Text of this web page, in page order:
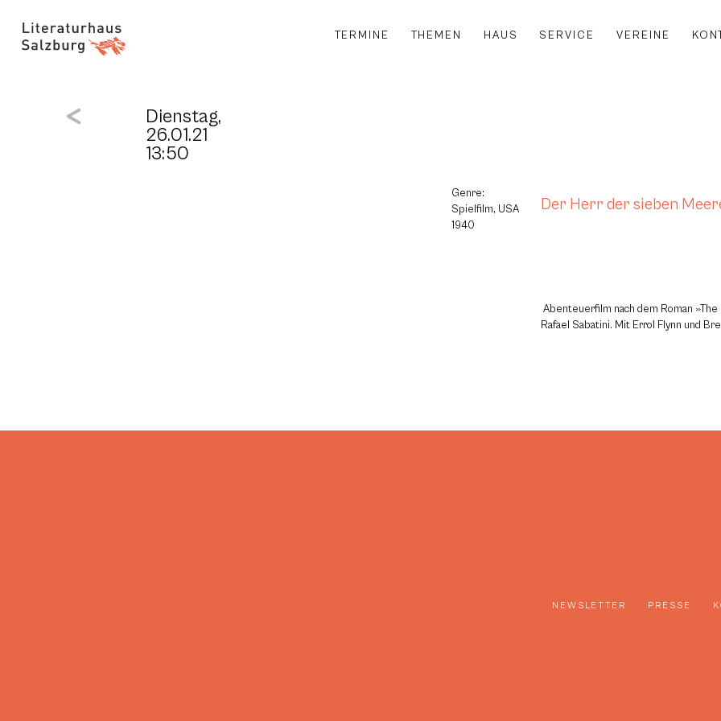
TERMINE THEMEN HAUS SERVICE VEREINE
Dienstag,
26.01.21
13:50
Genre:
Spielfilm, USA
1940
Der Herr der sieben
Abenteuerfilm nach dem Roman »The
Rafael Sabatini. Mit Errol Flynn und
NEWSLETTER PRESSE